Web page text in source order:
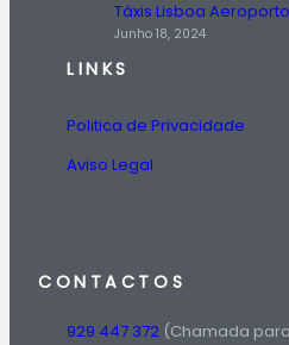
Táxis Lisboa Aeroporto
Junho 18, 2024
LINKS
Politica de Privacidade
Aviso Legal
CONTACTOS
929 447 372 (Chamada